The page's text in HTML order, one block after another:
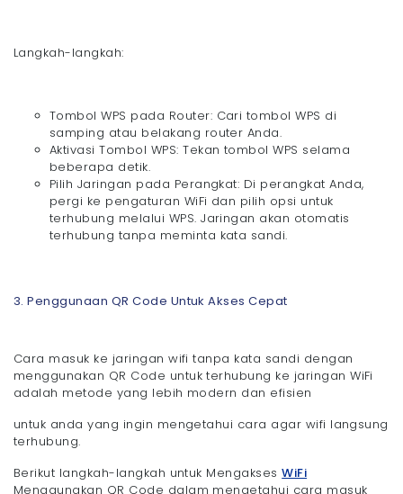
Langkah-langkah:
Tombol WPS pada Router: Cari tombol WPS di
samping atau belakang router Anda.
Aktivasi Tombol WPS: Tekan tombol WPS selama
beberapa detik.
Pilih Jaringan pada Perangkat: Di perangkat Anda,
pergi ke pengaturan WiFi dan pilih opsi untuk
terhubung melalui WPS. Jaringan akan otomatis
terhubung tanpa meminta kata sandi.
3. Penggunaan QR Code Untuk Akses Cepat
Cara masuk ke jaringan wifi tanpa kata sandi dengan
menggunakan QR Code untuk terhubung ke jaringan WiFi
adalah metode yang lebih modern dan efisien
untuk anda yang ingin mengetahui cara agar wifi langsung
terhubung.
Berikut langkah-langkah untuk MengaksesWiFi
Menggunakan QR Code dalam mengetahui cara masuk